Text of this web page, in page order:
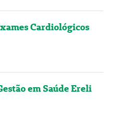
Cardiológicos
em Saúde Ereli